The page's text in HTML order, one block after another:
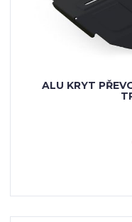
ALU KRYT